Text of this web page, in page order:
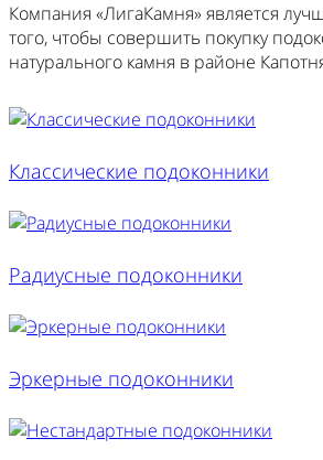
Компания «ЛигаКамня» является
того, чтобы совершить покупку
натурального камня в районе
Классические подоконники
Радиусные подоконники
Эркерные подоконники